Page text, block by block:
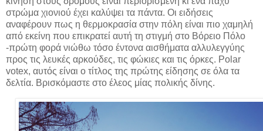
στρώμα χιονιού έχει καλύψει τα πάντα. Οι ειδήσεις
αναφέρουν πως η θερμοκρασία στην πόλη είναι πιο χαμηλή
από εκείνη που επικρατεί αυτή τη στιγμή στο Βόρειο Πόλο
-πρώτη φορά νιώθω τόσο έντονα αισθήματα αλλυλεγγύης
προς τις λευκές αρκούδες, τις φώκιες και τις όρκες. Polar
votex, αυτός είναι ο τίτλος της πρώτης είδησης σε όλα τα
δελτία. Βρισκόμαστε στο έλεος μίας πολικής δίνης.